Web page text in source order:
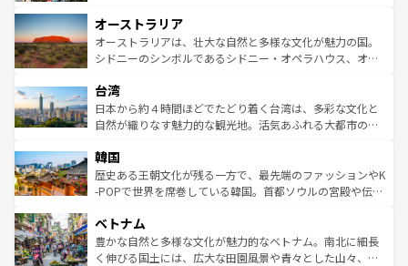
部のニューオーリンズでは、音楽と美食が融合した独特の
文化が魅力。旅行者はアメリカの各地域で異なる魅力を楽
しみながら、その多様性と豊かな歴史を感じることができ
ならではの贅沢な旅のスタイルだ。 なお、新着のアメリカ
情報はコンテンツ一覧を参照してほしい。
ワイ島は見逃せない。また、定番の観光地といえばオアフ
島だが、静かな自然を求めるならマウイ島やカウアイ島が
おすすめ。エメラルドグリーンに輝く海をはじめ、豊かな
れるおもてなしの心で訪れる人々を迎えてくれるハワイの
人々、おいしいローカルフードやハワイアンミュージッ
ク、伝統的なフラダンスなど、すべてがハワイの魅力を彩
ワイを、存分に味わってほしい。 なお、新着のハワイ情報
はコンテンツ一覧を参照してほしい。
オーストラリア
オーストラリアは、壮大な自然と多様な文化が魅力の国。
シドニーのシンボルであるシドニー・オペラハウス、オー
リアリーフや大陸中央部にそびえるウルル（エアーズロッ
ク）、タスマニアの美しい原生林やケアンズの熱帯雨林な
ど、見どころがたくさん。また、カフェやワイン、オージ
いる。アクティビティも充実しており、サーフィンやダイ
ビング、ハイキングなど、アウトドア好きにはたまらな
い。オーストラリアの多彩な魅力を存分に味わいつくそ
参照してほしい。
台湾
日本から約４時間ほどでたどり着く台湾は、多彩な文化と
自然が織りなす魅力的な観光地。活気あふれる大都市の台
ン）、静ひつな山岳地帯である台湾東部など、都市の喧騒
と山間の静けさが共存しており、訪れる人に新しい発見と
驚きをもたらしてくれる。また、奥深い台湾の食文化も魅
容にもいいと評判のスイーツなど、バラエティ豊かな料理
が味わえる。 なお、新着の台湾情報は コンテンツ一覧を参
照してほしい。
韓国
歴史ある王朝文化が残る一方で、最先端のファッションやK
-POPで世界を席巻している韓国。首都ソウルの宮殿や伝統
き、地方に足を延ばせば四季折々の自然美を楽しむことが
できる。そして、キムチや焼肉、絶品のストリートフード
まで、さまざまな韓国料理が待っている。夜には、韓国な
ベトナム
豊かな自然と多様な文化が魅力的なベトナム。南北に細長
く伸びる国土には、広大な田園風景や青々とした山々、世